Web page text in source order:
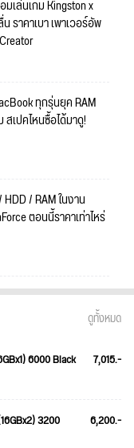
เล่นเกม Kingston x
ราคาเบา เพาเวอร์อัพ
ทุกรุ่นยุค RAM
เปคไหนซื้อได้มาดู!
/ RAM ในงาน
ตอนนี้ราคาเท่าไหร่
ดูทั้งหมด
6000 Black 7,015.-
3200
6,200.-